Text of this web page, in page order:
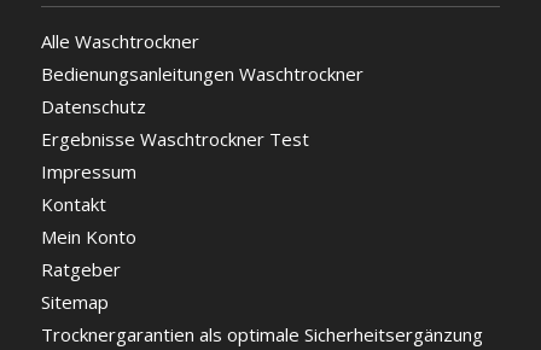
Alle Waschtrockner
Bedienungsanleitungen Waschtrockner
Datenschutz
Ergebnisse Waschtrockner Test
Impressum
Kontakt
Mein Konto
Ratgeber
Sitemap
Trocknergarantien als optimale Sicherheitsergänzung